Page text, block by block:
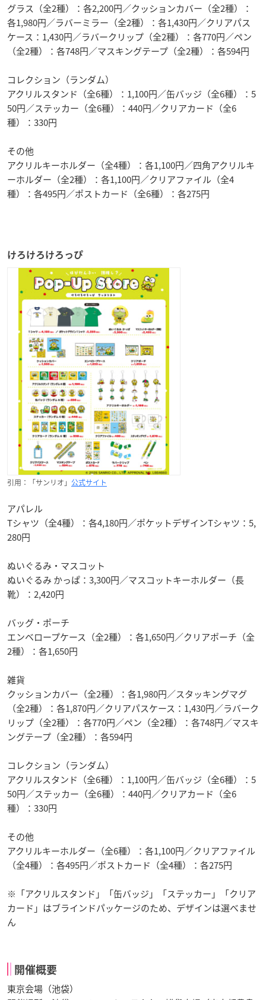
グラス（全2種）：各2,200円／クッションカバー（全2種）：
各1,980円／ラバーミラー（全2種）：各1,430円／クリアパス
ケース：1,430円／ラバークリップ（全2種）：各770円／ペン
（全2種）：各748円／マスキングテープ（全2種）：各594円
コレクション（ランダム）
アクリルスタンド（全6種）：1,100円／缶バッジ（全6種）：5
50円／ステッカー（全6種）：440円／クリアカード（全6
種）：330円
その他
アクリルキーホルダー（全4種）：各1,100円／四角アクリルキ
ーホルダー（全2種）：各1,100円／クリアファイル（全4
種）：各495円／ポストカード（全6種）：各275円
けろけろけろっぴ
引用：「サンリオ」 公式サイト
アパレル
Tシャツ（全4種）：各4,180円／ポケットデザインTシャツ：5,
280円
ぬいぐるみ・マスコット
ぬいぐるみ かっぱ：3,300円／マスコットキーホルダー（長
靴）：2,420円
バッグ・ポーチ
エンベロープケース（全2種）：各1,650円／クリアポーチ（全
2種）：各1,650円
雑貨
クッションカバー（全2種）：各1,980円／スタッキングマグ
（全2種）：各1,870円／クリアパスケース：1,430円／ラバーク
リップ（全2種）：各770円／ペン（全2種）：各748円／マスキ
ングテープ（全2種）：各594円
コレクション（ランダム）
アクリルスタンド（全6種）：1,100円／缶バッジ（全6種）：5
50円／ステッカー（全6種）：440円／クリアカード（全6
種）：330円
その他
アクリルキーホルダー（全6種）：各1,100円／クリアファイル
（全4種）：各495円／ポストカード（全4種）：各275円
※「アクリルスタンド」「缶バッジ」「ステッカー」「クリア
カード」はブラインドパッケージのため、デザインは選べませ
ん
開催概要
東京会場（池袋）